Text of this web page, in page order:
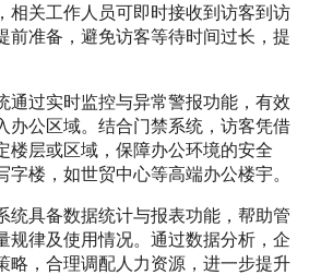
相关工作人员可即时接收到访客到访
前准备，避免访客等待时间过长，提
通过实时监控与异常警报功能，有效
办公区域。结合门禁系统，访客凭借
楼层或区域，保障办公环境的安全
字楼，如世贸中心等高端办公楼宇。
统具备数据统计与报表功能，帮助管
规律及使用情况。通过数据分析，企
略，合理调配人力资源，进一步提升